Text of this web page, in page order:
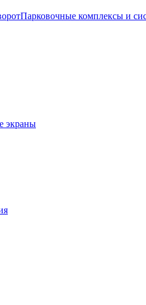
Парковочные комплексы и
экраны